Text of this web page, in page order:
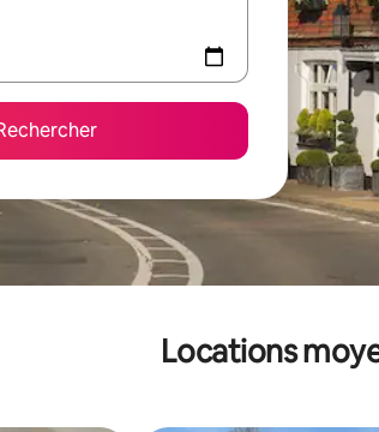
Locations